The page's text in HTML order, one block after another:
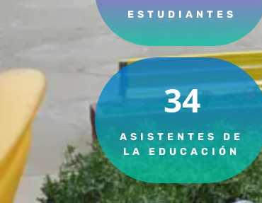
ESTUDIANTES
34
ASISTENTES DE
LA EDUCACIÓN